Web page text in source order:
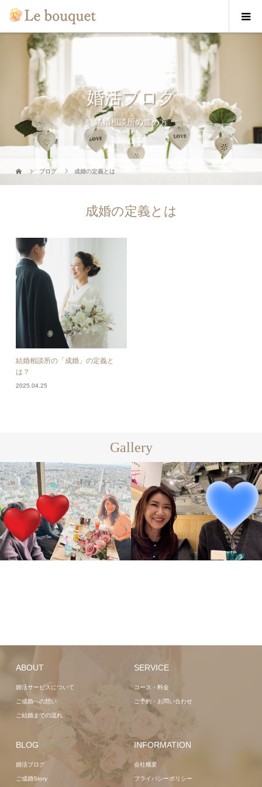
婚活ブログ
結婚相談所の進め方
ブログ 成婚の定義とは
成婚の定義とは
結婚相談所の「成婚」の定義と
は？
2025.04.25
Gallery
ABOUT
婚活サービスについて
ご成婚への想い
ご結婚までの流れ
SERVICE
コース・料金
ご予約・お問い合わせ
BLOG
婚活ブログ
ご成婚Story
INFORMATION
会社概要
プライバシーポリシー